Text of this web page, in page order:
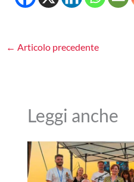
← Articolo precedente
Leggi anche